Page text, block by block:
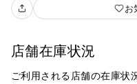
お
店舗在庫状況
ご利用される店舗の在庫状